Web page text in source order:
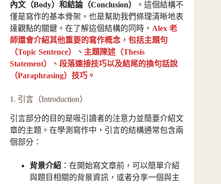
內文（Body）和結論（Conclusion）
。這個結構不
僅是寫作的基本骨架，也是幫助我們條理清晰地表
達觀點的關鍵。在了解這個結構的同時， Alex 老
師還會介紹其他重要的寫作概念，包括主題句
（Topic Sentence）、主題陳述（Thesis
Statement）、段落連接技巧以及結尾的換句話說
（Paraphrasing）技巧。
1. 引言（Introduction）
引言部分的目的是吸引讀者的注意力並簡要介紹文
章的主題。在學測寫作中，引言的結構通常包含兩
個部分：
背景介紹 ：在開始寫文章前，可以簡單介紹
與題目相關的背景資訊，或者分享一個與主